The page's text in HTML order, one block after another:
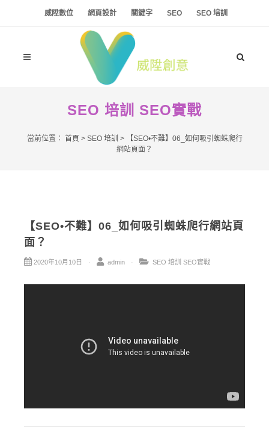
威陞數位 網頁設計 關鍵字 SEO SEO 培訓
SEO 培訓 SEO實戰
當前位置： 首頁 > SEO 培訓 >
【SEO•不難】06_如何吸引蜘蛛爬行
網站頁面？
【SEO•不難】06_如何吸引蜘蛛爬行網站頁
面？
2020年10月10日 admin SEO 培訓 SEO實戰